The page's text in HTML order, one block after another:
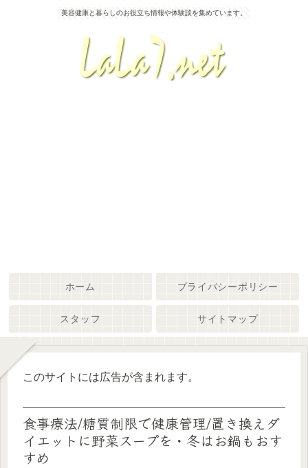
美容健康と暮らしのお役立ち情報や体験談を集めています。
ホーム プライバシーポリシー
スタッフ サイトマップ
このサイトには広告が含まれます。
食事療法/糖質制限で健康管理/置き換えダ
イエットに野菜スープを・冬はお鍋もおす
すめ